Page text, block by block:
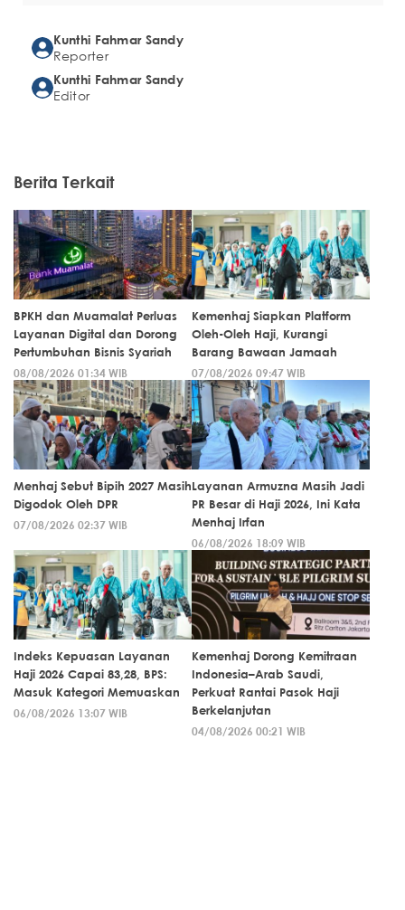
Kunthi Fahmar Sandy
Reporter
Kunthi Fahmar Sandy
Editor
Berita Terkait
BPKH dan Muamalat Perluas
Layanan Digital dan Dorong
Pertumbuhan Bisnis Syariah
08/08/2026 01:34 WIB
Kemenhaj Siapkan Platform
Oleh-Oleh Haji, Kurangi
Barang Bawaan Jamaah
07/08/2026 09:47 WIB
Menhaj Sebut Bipih 2027 Masih
Digodok Oleh DPR
07/08/2026 02:37 WIB
Layanan Armuzna Masih Jadi
PR Besar di Haji 2026, Ini Kata
Menhaj Irfan
06/08/2026 18:09 WIB
Indeks Kepuasan Layanan
Haji 2026 Capai 83,28, BPS:
Masuk Kategori Memuaskan
06/08/2026 13:07 WIB
Kemenhaj Dorong Kemitraan
Indonesia–Arab Saudi,
Perkuat Rantai Pasok Haji
Berkelanjutan
04/08/2026 00:21 WIB